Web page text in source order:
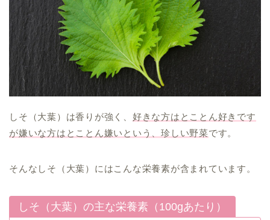
しそ（大葉）は香りが強く、 好きな方はとことん好きです
が嫌いな方はとことん嫌いという、珍しい野菜です。
そんなしそ（大葉）にはこんな栄養素が含まれています。
しそ（大葉）の主な栄養素（100gあたり）